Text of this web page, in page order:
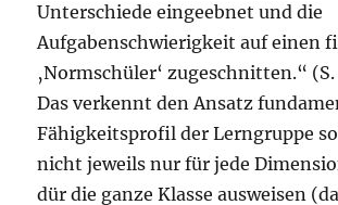
Unterschiede eingeebnet und die
Aufgabenschwierigkeit auf einen
‚Normschüler‘ zugeschnitten.“
Das verkennt den Ansatz
Fähigkeitsprofil der Lerngruppe
nicht jeweils nur für jede
dür die ganze Klasse ausweisen